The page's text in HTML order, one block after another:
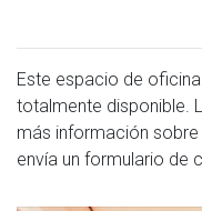
Este espacio de
totalmente disponible.
más información
envía un formulario de